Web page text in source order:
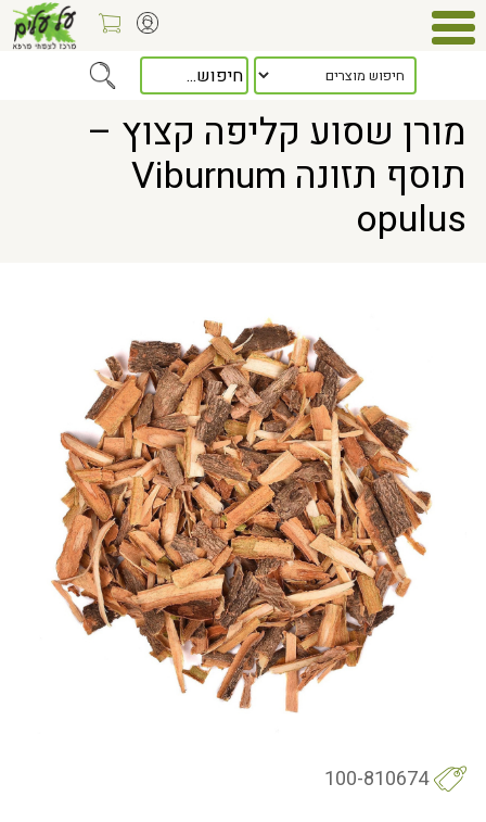
> מורן שסוע קליפה קצוץ – תוסף תזונה Viburnum opulus
מורן שסוע קליפה קצוץ –
תוסף תזונה Viburnum
opulus
100-810674